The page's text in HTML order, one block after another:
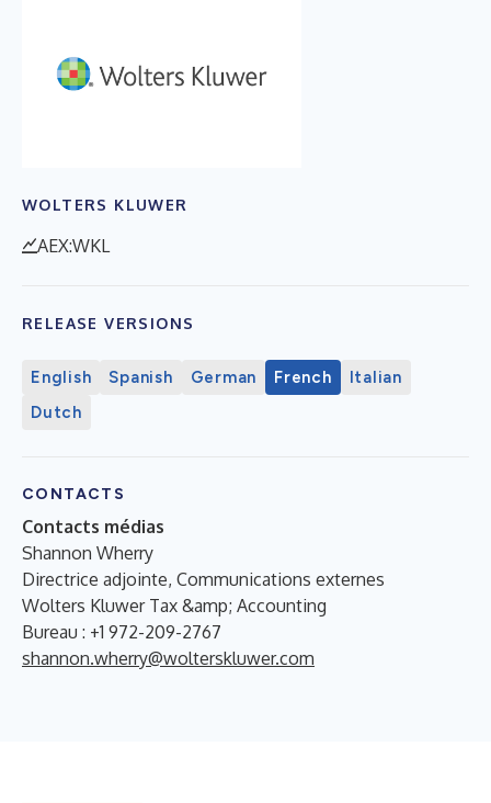
WOLTERS KLUWER
AEX:WKL
RELEASE VERSIONS
English Spanish German French
Italian
Dutch
CONTACTS
Contacts médias
Shannon Wherry
Directrice adjointe, Communications externes
Wolters Kluwer Tax &amp; Accounting
Bureau : +1 972-209-2767
shannon.wherry@wolterskluwer.com